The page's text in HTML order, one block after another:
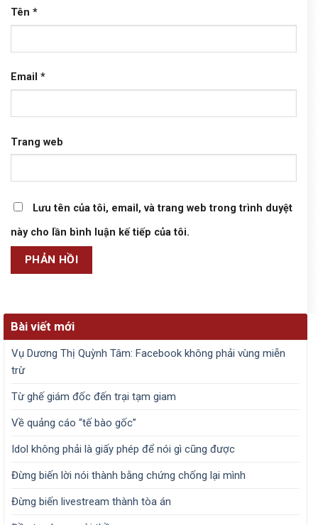
Tên *
Email *
Trang web
Lưu tên của tôi, email, và trang web trong trình duyệt
này cho lần bình luận kế tiếp của tôi.
Bài viết mới
Vụ Dương Thị Quỳnh Tâm: Facebook không phải vùng miễn
trừ
Từ ghế giám đốc đến trại tạm giam
Về quảng cáo “tế bào gốc”
Idol không phải là giấy phép để nói gì cũng được
Đừng biến lời nói thành bằng chứng chống lại mình
Đừng biến livestream thành tòa án